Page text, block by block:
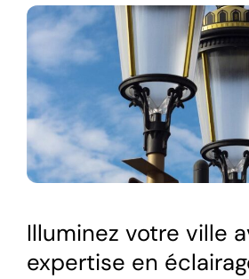
Illuminez votre ville
expertise en